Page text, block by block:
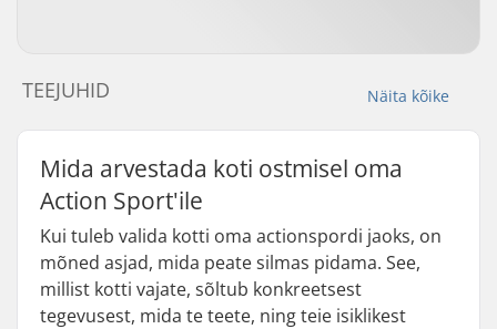
Näita kõike
TEEJUHID
Mida arvestada koti ostmisel oma
Action Sport'ile
Kui tuleb valida kotti oma actionspordi jaoks, on
mõned asjad, mida peate silmas pidama. See,
millist kotti vajate, sõltub konkreetsest
tegevusest, mida te teete, ning teie isiklikest